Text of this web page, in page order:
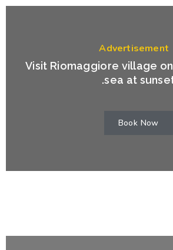
Advertisement
Visit Riomaggiore village
sea at
Book Now